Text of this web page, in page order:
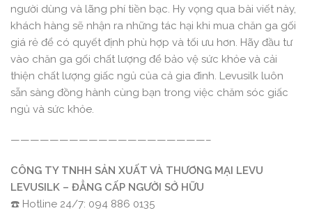
người dùng và lãng phí tiền bạc. Hy vọng qua bài viết này,
khách hàng sẽ nhận ra những tác hại khi mua chăn ga gối
giá rẻ để có quyết định phù hợp và tối ưu hơn. Hãy đầu tư
vào chăn ga gối chất lượng để bảo vệ sức khỏe và cải
thiện chất lượng giấc ngủ của cả gia đình. Levusilk luôn
sẵn sàng đồng hành cùng bạn trong việc chăm sóc giấc
ngủ và sức khỏe.
————————————————————–
CÔNG TY TNHH SẢN XUẤT VÀ THƯƠNG MẠI LEVU
LEVUSILK – ĐẲNG CẤP NGƯỜI SỞ HỮU
☎️ Hotline 24/7: 094 886 0135